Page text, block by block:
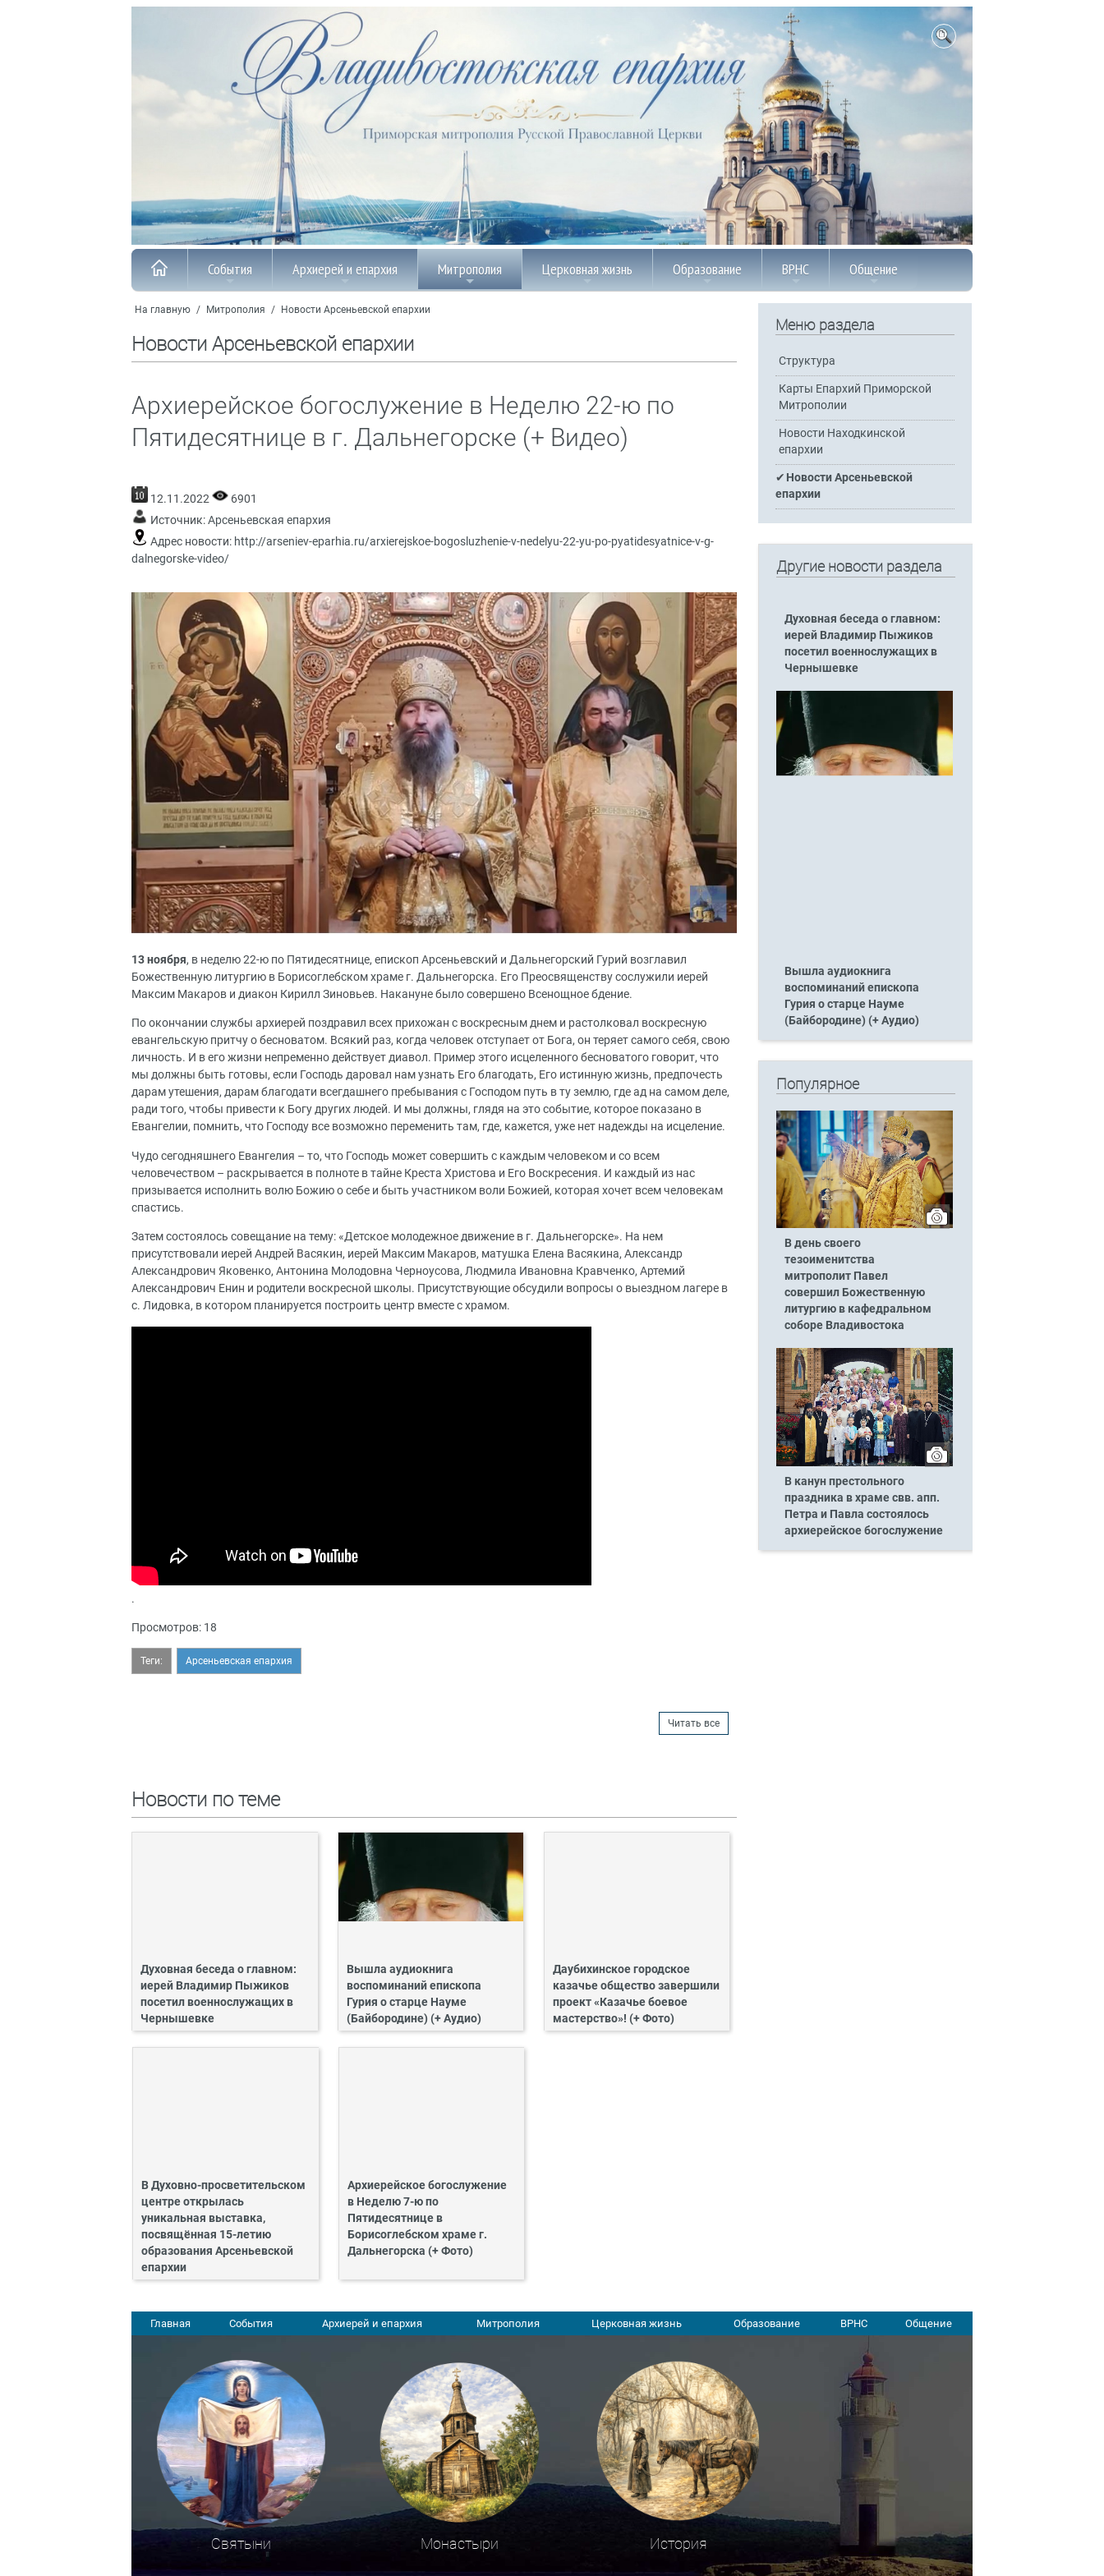
События Архиерей и епархия Митрополия Церковная жизнь Образование ВРНС Общение
На главную / Митрополия / Новости Арсеньевской епархии
Новости Арсеньевской епархии
Архиерейское богослужение в Неделю 22-ю по
Пятидесятнице в г. Дальнегорске (+ Видео)
12.11.2022
6901
Источник:Арсеньевская епархия
Адрес новости: http://arseniev-eparhia.ru/arxierejskoe-bogosluzhenie-v-nedelyu-22-yu-po-pyatidesyatnice-v-g-
dalnegorske-video/
13 ноября, в неделю 22-ю по Пятидесятнице, епископ Арсеньевский и Дальнегорский Гурий возглавил
Божественную литургию в Борисоглебском храме г. Дальнегорска. Его Преосвященству сослужили иерей
Максим Макаров и диакон Кирилл Зиновьев. Накануне было совершено Всенощное бдение.
По окончании службы архиерей поздравил всех прихожан с воскресным днем и растолковал воскресную
евангельскую притчу о бесноватом. Всякий раз, когда человек отступает от Бога, он теряет самого себя, свою
личность. И в его жизни непременно действует диавол. Пример этого исцеленного бесноватого говорит, что
мы должны быть готовы, если Господь даровал нам узнать Его благодать, Его истинную жизнь, предпочесть
дарам утешения, дарам благодати всегдашнего пребывания с Господом путь в ту землю, где ад на самом деле,
ради того, чтобы привести к Богу других людей. И мы должны, глядя на это событие, которое показано в
Евангелии, помнить, что Господу все возможно переменить там, где, кажется, уже нет надежды на исцеление.
Чудо сегодняшнего Евангелия – то, что Господь может совершить с каждым человеком и со всем
человечеством – раскрывается в полноте в тайне Креста Христова и Его Воскресения. И каждый из нас
призывается исполнить волю Божию о себе и быть участником воли Божией, которая хочет всем человекам
спастись.
Затем состоялось совещание на тему: «Детское молодежное движение в г. Дальнегорске». На нем
присутствовали иерей Андрей Васякин, иерей Максим Макаров, матушка Елена Васякина, Александр
Александрович Яковенко, Антонина Молодовна Черноусова, Людмила Ивановна Кравченко, Артемий
Александрович Енин и родители воскресной школы. Присутствующие обсудили вопросы о выездном лагере в
с. Лидовка, в котором планируется построить центр вместе с храмом.
.
Просмотров: 18
Теги: Арсеньевская епархия
Читать все
Новости по теме
Духовная беседа о главном:
иерей Владимир Пыжиков
посетил военнослужащих в
Чернышевке
Вышла аудиокнига
воспоминаний епископа
Гурия о старце Науме
(Байбородине) (+ Аудио)
Даубихинское городское
казачье общество завершили
проект «Казачье боевое
мастерство»! (+ Фото)
В Духовно-просветительском
центре открылась
уникальная выставка,
посвящённая 15-летию
образования Арсеньевской
епархии
Архиерейское богослужение
в Неделю 7-ю по
Пятидесятнице в
Борисоглебском храме г.
Дальнегорска (+ Фото)
Меню раздела
Структура
Карты Епархий Приморской
Митрополии
Новости Находкинской
епархии
Новости Арсеньевской
епархии
Другие новости раздела
Духовная беседа о главном:
иерей Владимир Пыжиков
посетил военнослужащих в
Чернышевке
Вышла аудиокнига
воспоминаний епископа
Гурия о старце Науме
(Байбородине) (+ Аудио)
Популярное
В день своего
тезоименитства
митрополит Павел
совершил Божественную
литургию в кафедральном
соборе Владивостока
В канун престольного
праздника в храме свв. апп.
Петра и Павла состоялось
архиерейское богослужение
Главная События Архиерей и епархия Митрополия Церковная жизнь Образование ВРНС Общение
Святыни Монастыри История